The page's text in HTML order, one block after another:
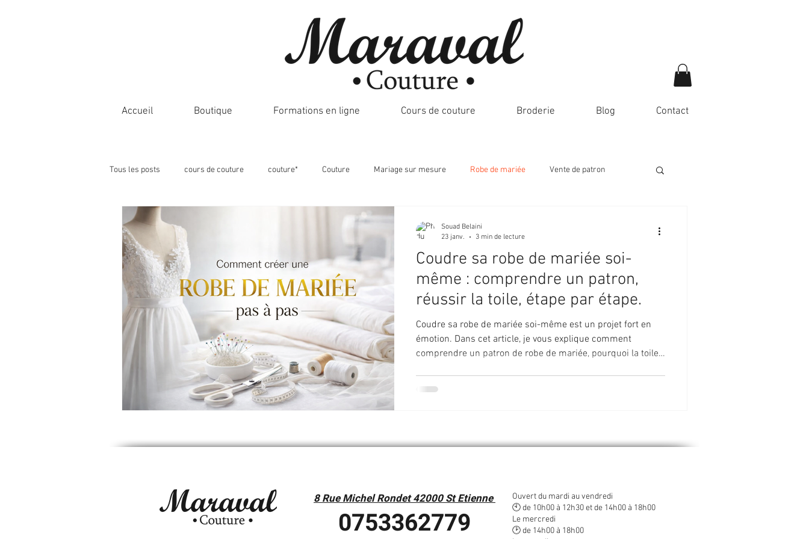
Accueil Boutique Formations en ligne Cours de couture Broderie Blog Contact
Tous les posts cours de couture couture* Couture Mariage sur mesure Robe de mariée Vente de patron
Formation couture
Coudre sa robe de mariée soi-
même : comprendre un patron,
réussir la toile, étape par étape.
Coudre sa robe de mariée soi-même est un projet fort en
émotion. Dans cet article, je vous explique comment
comprendre un patron de robe de mariée, pourquoi la toile
Souad Belaini
23 janv.
3 min de lecture
8 Rue Michel Rondet 42000 St Etienne
0753362779
Ouvert du mardi au vendredi
🕙 de 10h00 à 12h30 et de 14h00 à 18h00
Le mercredi
🕑 de 14h00 à 18h00